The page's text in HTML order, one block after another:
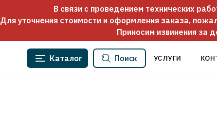
В связи с проведением технических
Для уточнения стоимости и оформления заказа,
Приносим извинения за
Каталог Поиск УСЛУГИ